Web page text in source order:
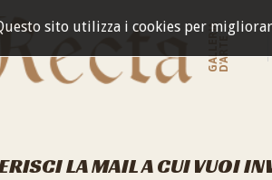
sito utilizza i cookies perGALLERIAD'ARTE
LA MAIL A CUI VUOI